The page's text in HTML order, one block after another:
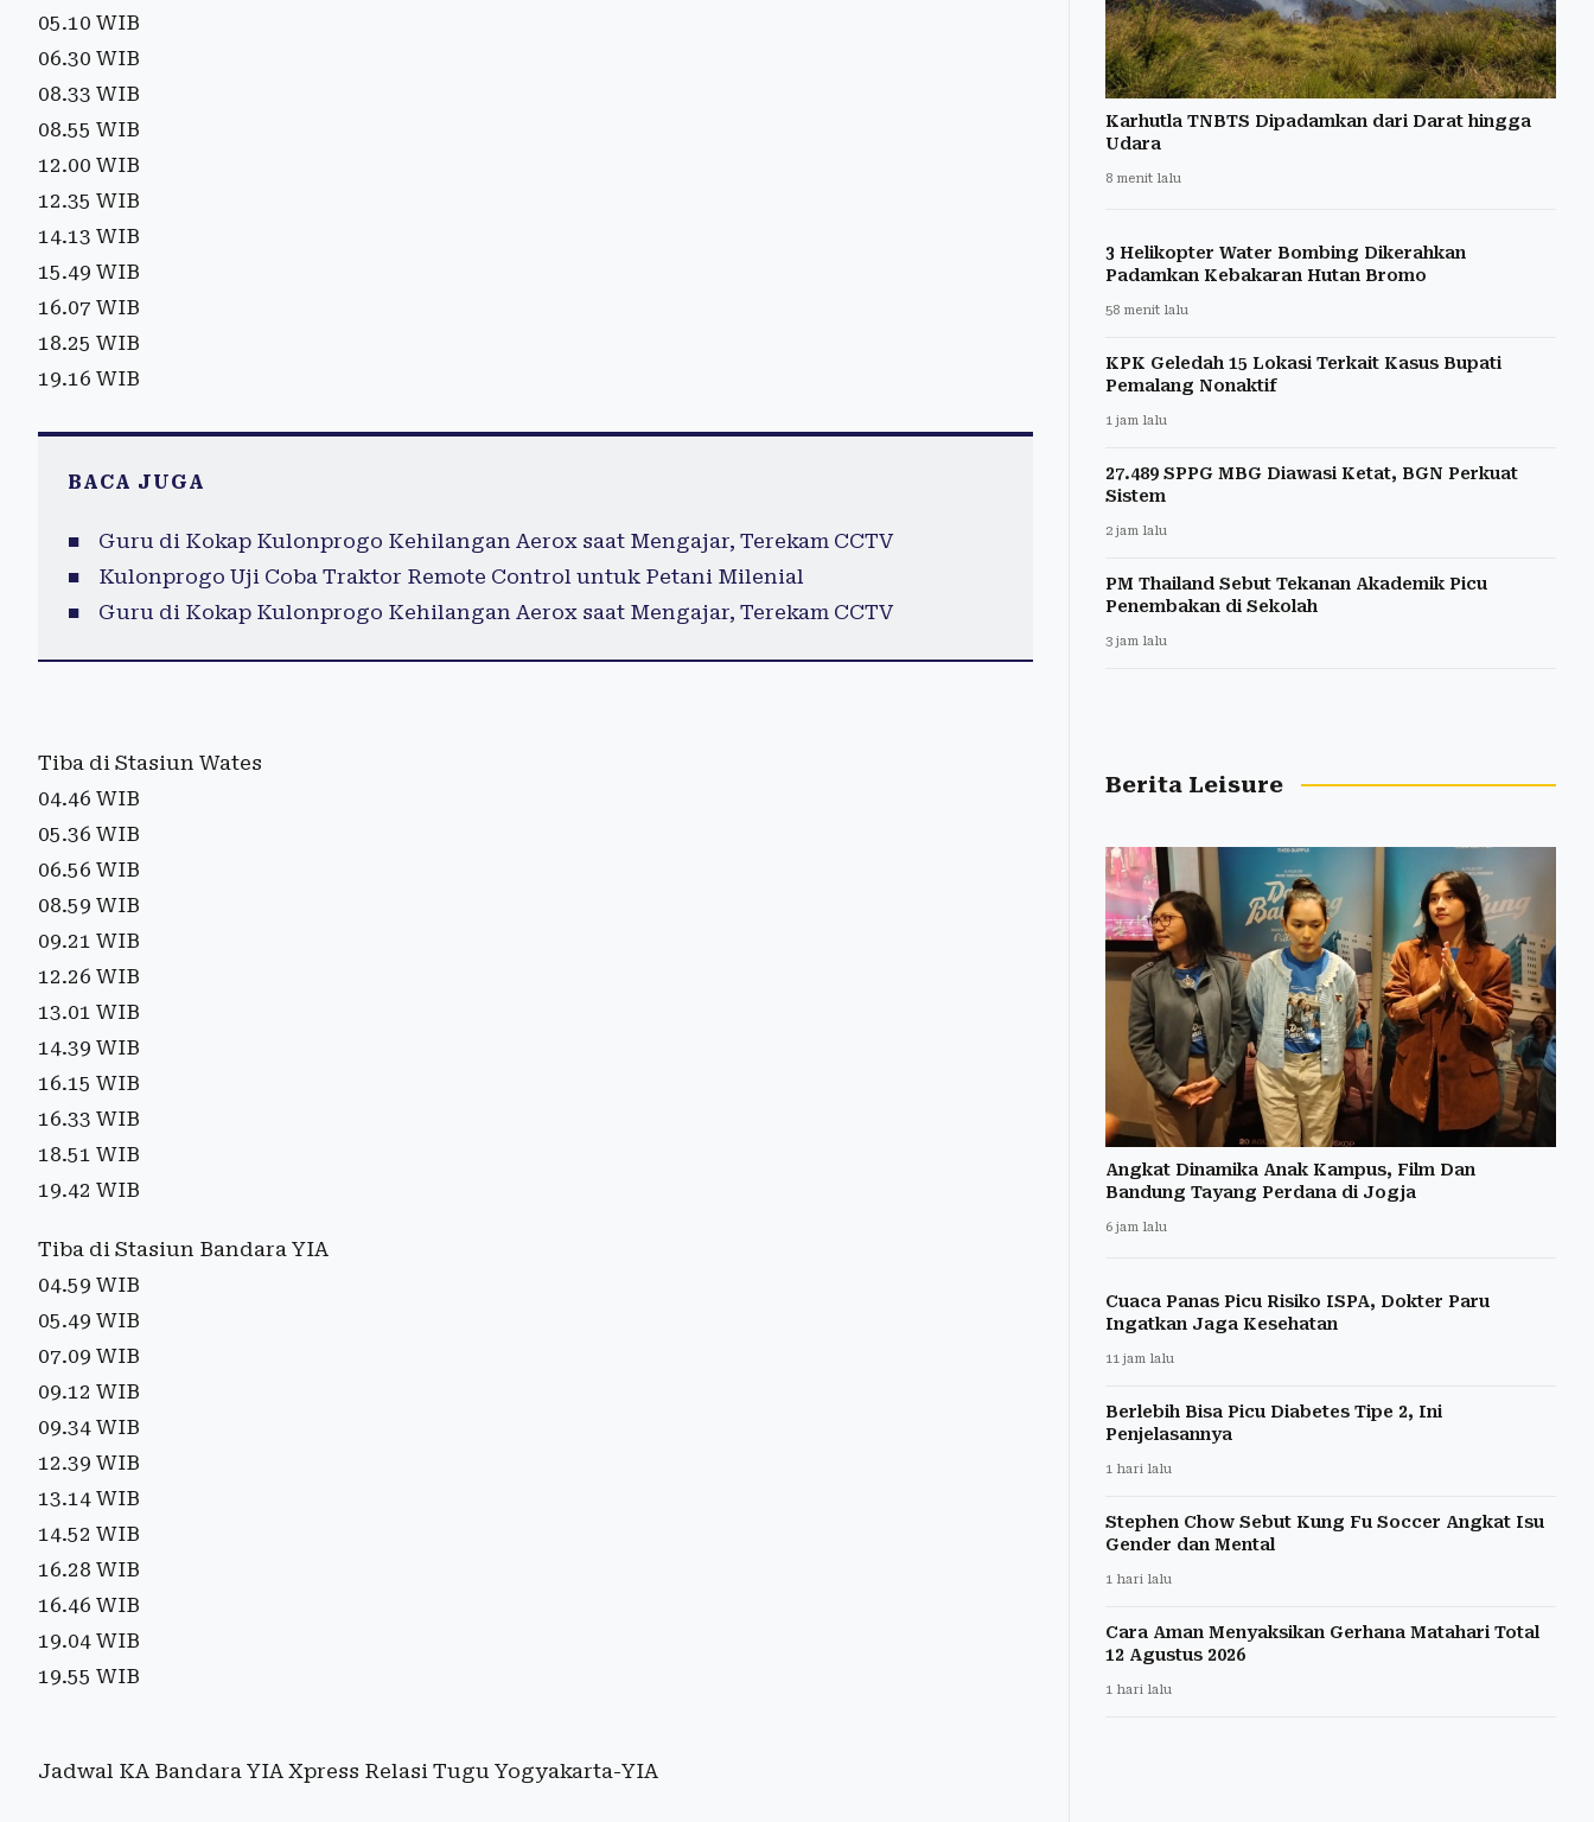
05.10 WIB
06.30 WIB
08.33 WIB
08.55 WIB
12.00 WIB
12.35 WIB
14.13 WIB
15.49 WIB
16.07 WIB
18.25 WIB
19.16 WIB
BACA JUGA
Guru di Kokap Kulonprogo Kehilangan Aerox saat Mengajar, Terekam CCTV
Kulonprogo Uji Coba Traktor Remote Control untuk Petani Milenial
Guru di Kokap Kulonprogo Kehilangan Aerox saat Mengajar, Terekam CCTV
Tiba di Stasiun Wates
04.46 WIB
05.36 WIB
06.56 WIB
08.59 WIB
09.21 WIB
12.26 WIB
13.01 WIB
14.39 WIB
16.15 WIB
16.33 WIB
18.51 WIB
19.42 WIB
Tiba di Stasiun Bandara YIA
04.59 WIB
05.49 WIB
07.09 WIB
09.12 WIB
09.34 WIB
12.39 WIB
13.14 WIB
14.52 WIB
16.28 WIB
16.46 WIB
19.04 WIB
19.55 WIB
Jadwal KA Bandara YIA Xpress Relasi Tugu Yogyakarta-YIA
Karhutla TNBTS Dipadamkan dari Darat hingga
Udara
8 menit lalu
3 Helikopter Water Bombing Dikerahkan
Padamkan Kebakaran Hutan Bromo
58 menit lalu
KPK Geledah 15 Lokasi Terkait Kasus Bupati
Pemalang Nonaktif
1 jam lalu
27.489 SPPG MBG Diawasi Ketat, BGN Perkuat
Sistem
2 jam lalu
PM Thailand Sebut Tekanan Akademik Picu
Penembakan di Sekolah
3 jam lalu
Berita Leisure
Angkat Dinamika Anak Kampus, Film Dan
Bandung Tayang Perdana di Jogja
6 jam lalu
Cuaca Panas Picu Risiko ISPA, Dokter Paru
Ingatkan Jaga Kesehatan
11 jam lalu
Berlebih Bisa Picu Diabetes Tipe 2, Ini
Penjelasannya
1 hari lalu
Stephen Chow Sebut Kung Fu Soccer Angkat Isu
Gender dan Mental
1 hari lalu
Cara Aman Menyaksikan Gerhana Matahari Total
12 Agustus 2026
1 hari lalu